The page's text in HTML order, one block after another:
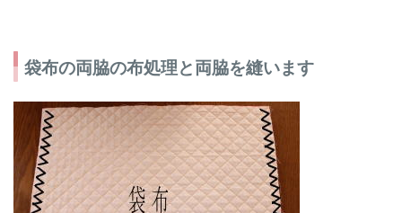
袋布の両脇の布処理と両脇を縫います